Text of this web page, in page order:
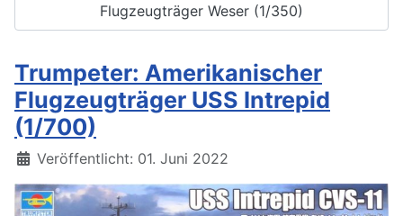
Flugzeugträger Weser (1/350)
Trumpeter: Amerikanischer
Flugzeugträger USS Intrepid
(1/700)
Details
Veröffentlicht: 01. Juni 2022